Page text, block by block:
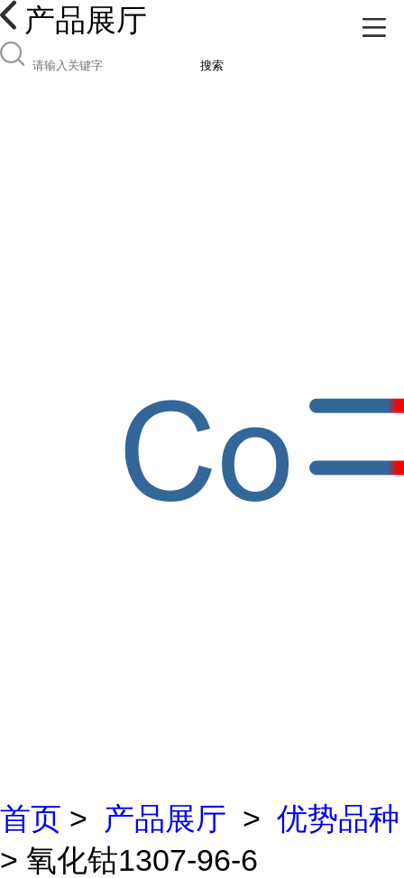
产品展厅
搜索
首页 > 产品展厅 > 优势品种
> 氧化钴1307-96-6